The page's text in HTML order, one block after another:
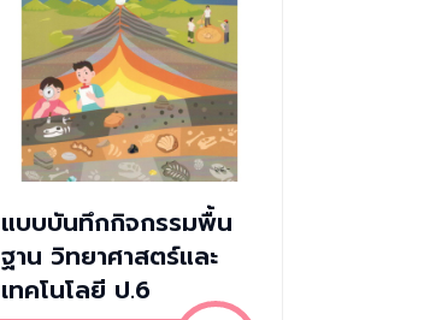
แบบบันทึกกิจกรรมพื้น
ฐาน วิทยาศาสตร์และ
เทคโนโลยี ป.6